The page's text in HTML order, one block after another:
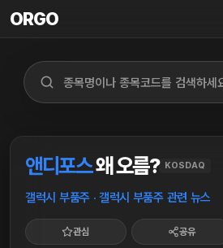
ORGO
ORGO
앤디포스왜 오름? KOSDAQ
갤럭시 부품주 · 갤럭시 부품주 관련 뉴스
관심 공유